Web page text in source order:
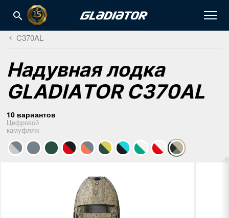
C370AL
Надувная лодка
GLADIATOR C370AL
10 вариантов
Цифровой
камуфляж